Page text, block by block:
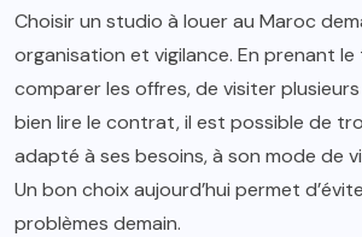
Choisir un studio à louer au Maroc
organisation et vigilance. En prenant le
comparer les offres, de visiter
bien lire le contrat, il est possible de
adapté à ses besoins, à son mode de
Un bon choix aujourd’hui permet
problèmes demain.